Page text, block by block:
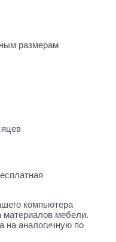
размерам
компьютера
материалов мебели.
на аналогичную по